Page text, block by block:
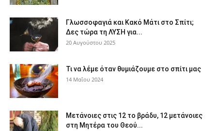
Γλωσσοφαγιά και Κακό Μάτι στο Σπίτι;
Δες τώρα τη ΛΥΣΗ για...
20 Αυγούστου 2025
Τι να λέμε όταν θυμιάζουμε στο σπίτι μας
14 Μαΐου 2024
Μετάνοιες στις 12 το βράδυ, 12 μετάνοιες
στη Μητέρα του Θεού...